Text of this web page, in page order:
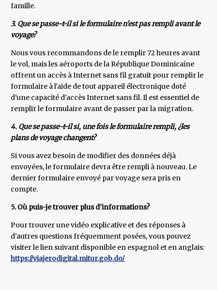
famille.
3. Que se passe-t-il si le formulaire n'est pas rempli avant le
voyage?
Nous vous recommandons de le remplir 72 heures avant
le vol, mais les aéroports de la République Dominicaine
offrent un accès à Internet sans fil gratuit pour remplir le
formulaire à l'aide de tout appareil électronique doté
d'une capacité d'accès Internet sans fil. Il est essentiel de
remplir le formulaire avant de passer par la migration.
4. Que se passe-t-il si, une fois le formulaire rempli, ¿les
plans de voyage changent?
Si vous avez besoin de modifier des données déjà
envoyées, le formulaire devra être rempli à nouveau. Le
dernier formulaire envoyé par voyage sera pris en
compte.
5. Où puis-je trouver plus d'informations?
Pour trouver une vidéo explicative et des réponses à
d'autres questions fréquemment posées, vous pouvez
visiter le lien suivant disponible en espagnol et en anglais:
https://viajerodigital.mitur.gob.do/